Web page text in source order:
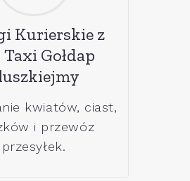
Kurierskie z
Gołdap
kwiatów, ciast,
i przewóz
przesyłek.